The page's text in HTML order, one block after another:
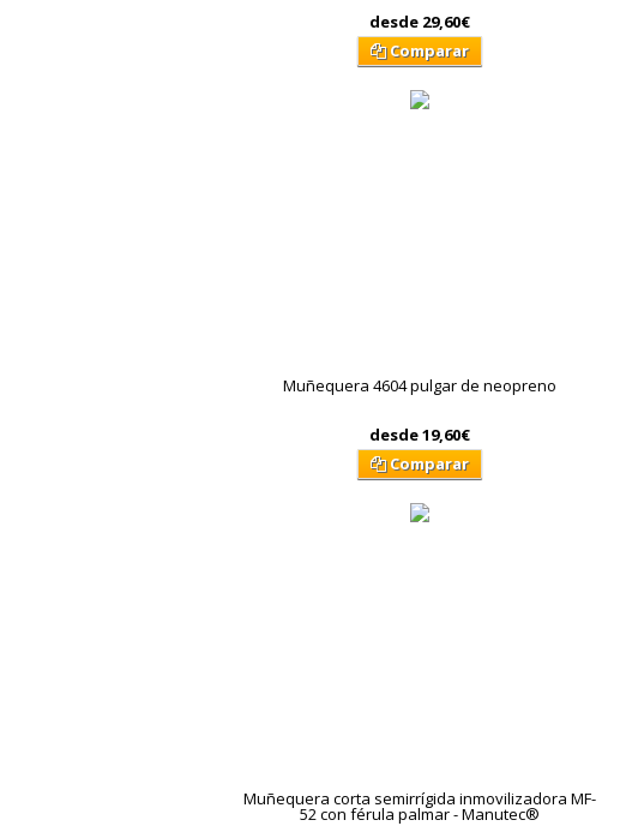
desde 29,60€
Comparar
Muñequera 4604 pulgar de neopreno
desde19,60€
Comparar
Muñequera corta semirrígida inmovilizadora MF-
52 con férula palmar - Manutec®